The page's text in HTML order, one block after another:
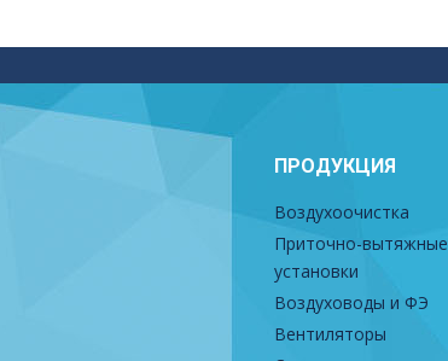
ПРОДУКЦИЯ
Воздухоочистка
Приточно-вытяжные
установки
Воздуховоды и ФЭ
Вентиляторы